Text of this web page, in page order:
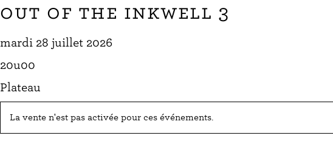
Out of the Inkwell 3
mardi 28 juillet 2026
20u00
Plateau
La vente n'est pas activée pour ces événements.